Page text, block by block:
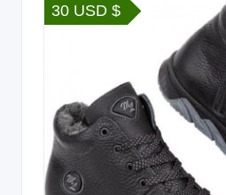
30 USD $